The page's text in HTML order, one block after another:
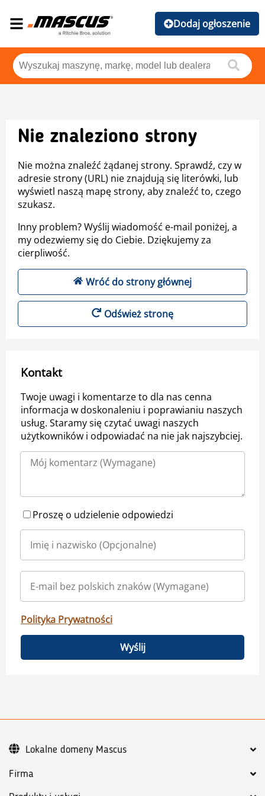
Dodaj ogłoszenie
Nie znaleziono strony
Nie można znaleźć żądanej strony. Sprawdź, czy w
adresie strony (URL) nie znajdują się literówki, lub
wyświetl naszą mapę strony, aby znaleźć to, czego
szukasz.
Inny problem? Wyślij wiadomość e-mail poniżej, a
my odezwiemy się do Ciebie. Dziękujemy za
cierpliwość.
Wróć do strony głównej
Odśwież stronę
Kontakt
Twoje uwagi i komentarze to dla nas cenna
informacja w doskonaleniu i poprawianiu naszych
usług. Staramy się czytać uwagi naszych
użytkowników i odpowiadać na nie jak najszybciej.
Proszę o udzielenie odpowiedzi
Polityka Prywatności
Wyślij
Firma
Lokalne domeny Mascus